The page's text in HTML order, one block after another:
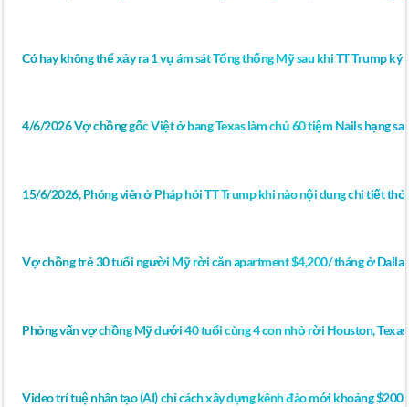
Có hay không thể xảy ra 1 vụ ám sát Tổng thống Mỹ sau khi TT Trump
4/6/2026 Vợ chồng gốc Việt ở bang Texas làm chủ 60 tiệm Nails hạng
15/6/2026, Phóng viên ở Pháp hỏi TT Trump khi nào nội dung chi tiết
Vợ chồng trẻ 30 tuổi người Mỹ rời căn apartment $4,200/ tháng ở
Phỏng vấn vợ chồng Mỹ dưới 40 tuổi cùng 4 con nhỏ rời Houston,
Video trí tuệ nhân tạo (AI) chỉ cách xây dựng kênh đào mới khoảng